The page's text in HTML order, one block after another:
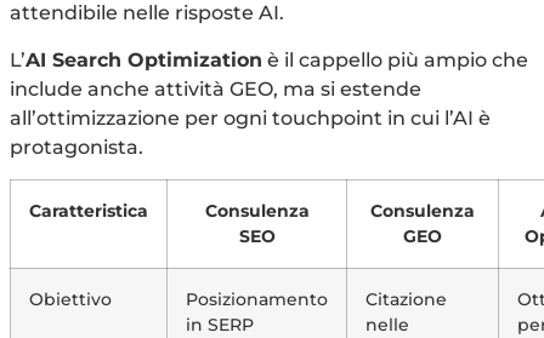
attendibile nelle risposte AI.
L’AI Search Optimization è il cappello più ampio che
include anche attività GEO, ma si estende
all’ottimizzazione per ogni touchpoint in cui l’AI è
protagonista.
Caratteristica
Consulenza
SEO
Consulenza
GEO
Obiettivo
Posizionamento
in SERP
Citazione
nelle